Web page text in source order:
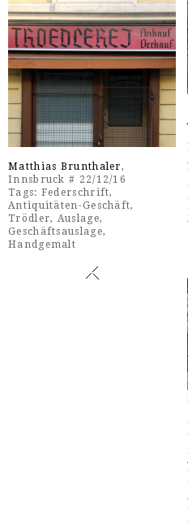
Matthias Brunthaler,
Innsbruck # 22/12/16
Tags: Federschrift,
Antiquitäten-Geschäft,
Trödler, Auslage,
Geschäftsauslage,
Handgemalt